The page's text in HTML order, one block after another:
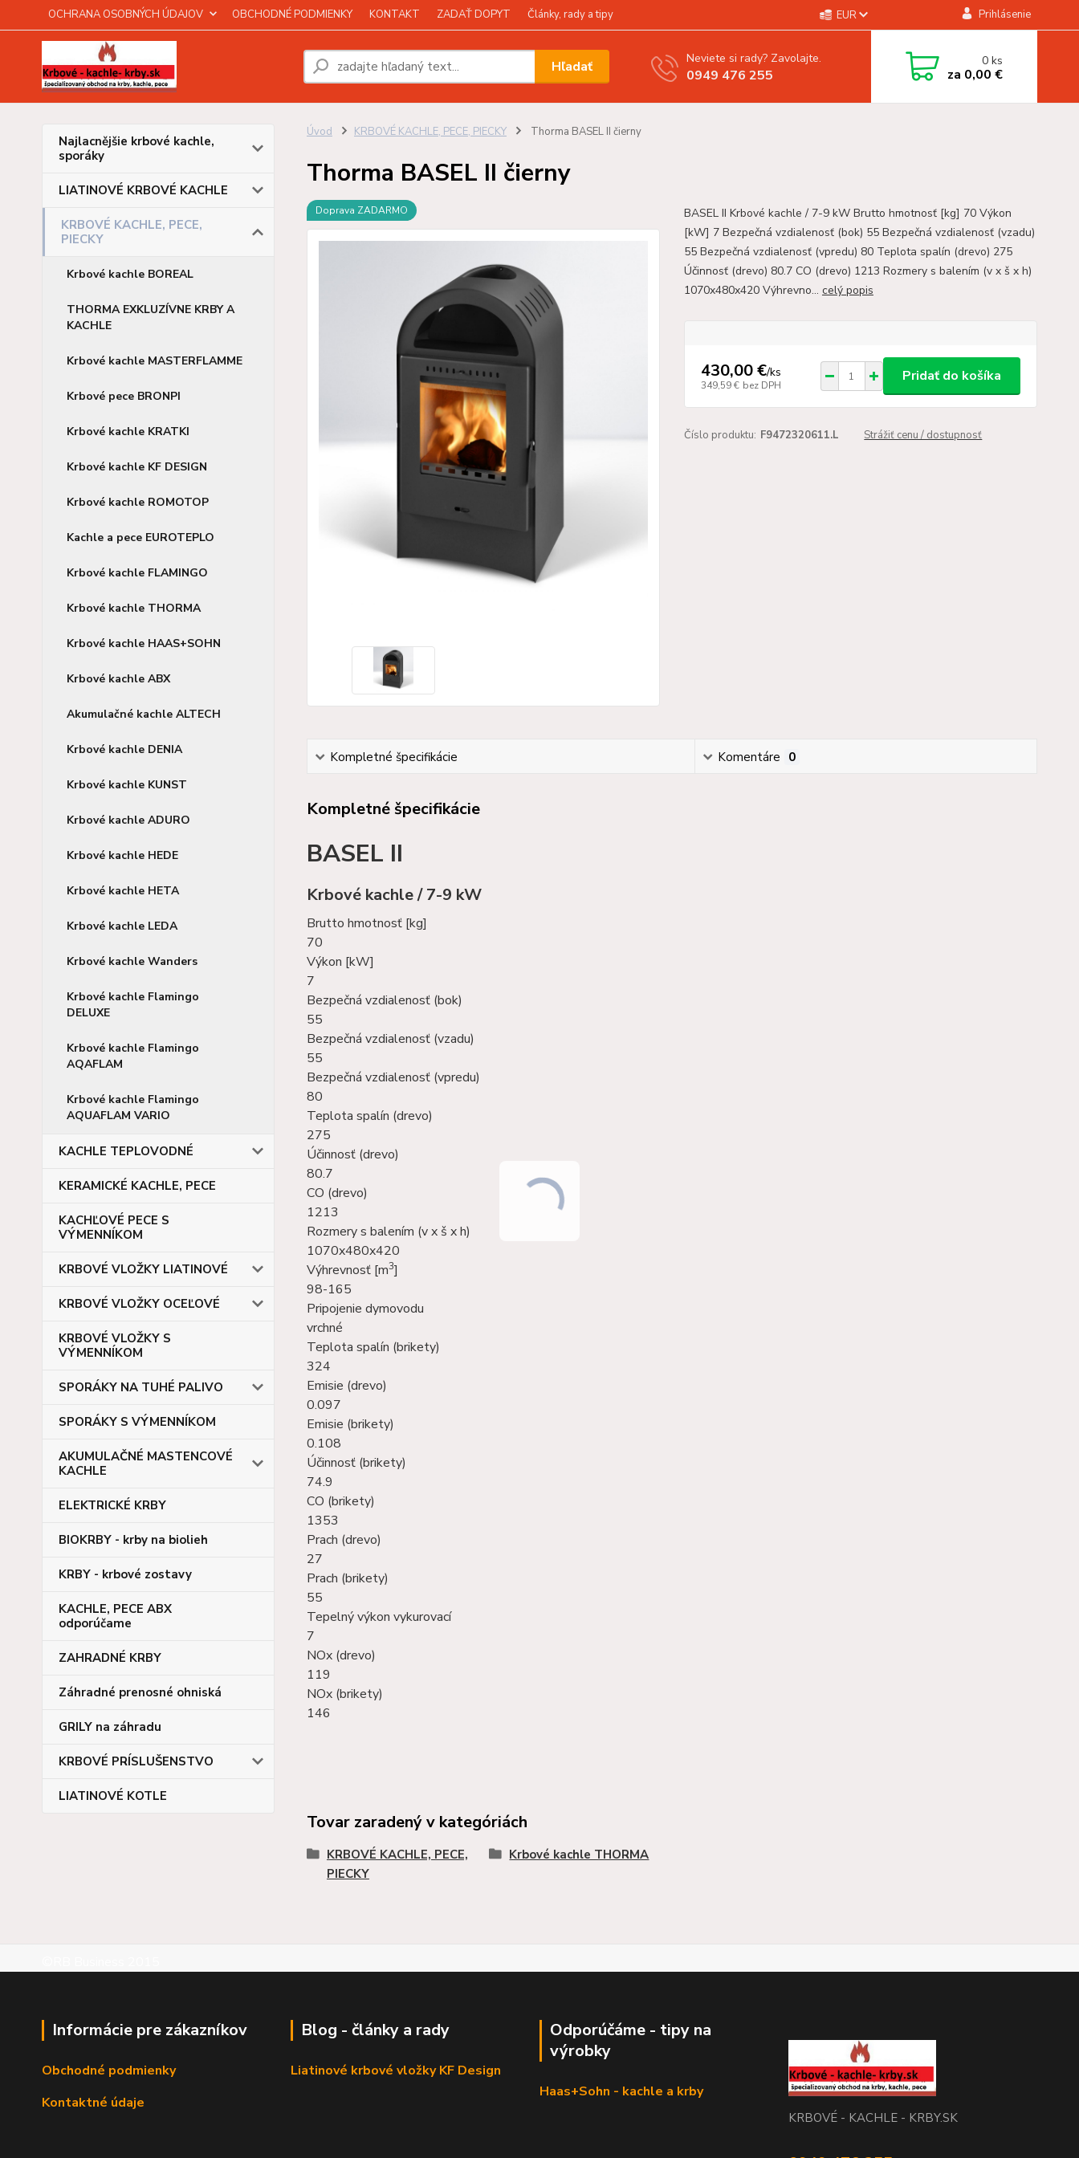
OCHRANA OSOBNÝCH ÚDAJOV OBCHODNÉ PODMIENKY KONTAKT ZADAŤ DOPYT Články, rady a tipy EUR Prihlásenie
Hľadať Neviete si rady? Zavolajte.
0949 476 255
0ks
za 0,00 €
Najlacnějšie krbové kachle,
sporáky
LIATINOVÉ KRBOVÉ KACHLE
KRBOVÉ KACHLE, PECE,
PIECKY
Krbové kachle BOREAL
THORMA EXKLUZÍVNE KRBY A
KACHLE
Krbové kachle MASTERFLAMME
Krbové pece BRONPI
Krbové kachle KRATKI
Krbové kachle KF DESIGN
Krbové kachle ROMOTOP
Kachle a pece EUROTEPLO
Krbové kachle FLAMINGO
Krbové kachle THORMA
Krbové kachle HAAS+SOHN
Krbové kachle ABX
Akumulačné kachle ALTECH
Krbové kachle DENIA
Krbové kachle KUNST
Krbové kachle ADURO
Krbové kachle HEDE
Krbové kachle HETA
Krbové kachle LEDA
Krbové kachle Wanders
Krbové kachle Flamingo
DELUXE
Krbové kachle Flamingo
AQAFLAM
Krbové kachle Flamingo
AQUAFLAM VARIO
KACHLE TEPLOVODNÉ
KERAMICKÉ KACHLE, PECE
KACHĽOVÉ PECE S
VÝMENNÍKOM
KRBOVÉ VLOŽKY LIATINOVÉ
KRBOVÉ VLOŽKY OCEĽOVÉ
KRBOVÉ VLOŽKY S
VÝMENNÍKOM
SPORÁKY NA TUHÉ PALIVO
SPORÁKY S VÝMENNÍKOM
AKUMULAČNÉ MASTENCOVÉ
KACHLE
ELEKTRICKÉ KRBY
BIOKRBY - krby na biolieh
KRBY - krbové zostavy
KACHLE, PECE ABX
odporúčame
ZAHRADNÉ KRBY
Záhradné prenosné ohniská
GRILY na záhradu
KRBOVÉ PRÍSLUŠENSTVO
LIATINOVÉ KOTLE
Úvod KRBOVÉ KACHLE, PECE, PIECKY Thorma BASEL II čierny
Thorma BASEL II čierny
Doprava ZADARMO
BASEL II Krbové kachle / 7-9 kW Brutto hmotnosť [kg] 70 Výkon
[kW] 7 Bezpečná vzdialenosť (bok) 55 Bezpečná vzdialenosť (vzadu)
55 Bezpečná vzdialenosť (vpredu) 80 Teplota spalín (drevo) 275
Účinnosť (drevo) 80.7 CO (drevo) 1213 Rozmery s balením (v x š x h)
1070x480x420 Výhrevno... celý popis
430,00 €/ks
349,59 € bez DPH
Pridať do košíka
Číslo produktu: F9472320611.L Strážiť cenu / dostupnosť
Kompletné špecifikácie Komentáre 0
Kompletné špecifikácie
BASEL II
Krbové kachle / 7-9 kW
Brutto hmotnosť [kg]
70
Výkon [kW]
7
Bezpečná vzdialenosť (bok)
55
Bezpečná vzdialenosť (vzadu)
55
Bezpečná vzdialenosť (vpredu)
80
Teplota spalín (drevo)
275
Účinnosť (drevo)
80.7
CO (drevo)
1213
Rozmery s balením (v x š x h)
1070x480x420
Výhrevnosť [m3]
98-165
Pripojenie dymovodu
vrchné
Teplota spalín (brikety)
324
Emisie (drevo)
0.097
Emisie (brikety)
0.108
Účinnosť (brikety)
74.9
CO (brikety)
1353
Prach (drevo)
27
Prach (brikety)
55
Tepelný výkon vykurovací
7
NOx (drevo)
119
NOx (brikety)
146
Tovar zaradený v kategóriách
KRBOVÉ KACHLE, PECE,
PIECKY
Krbové kachle THORMA
Informácie pre zákazníkov
Obchodné podmienky
Kontaktné údaje
Blog - články a rady
Liatinové krbové vložky KF Design
Odporúčáme - tipy na
výrobky
Haas+Sohn - kachle a krby
KRBOVÉ - KACHLE - KRBY.SK